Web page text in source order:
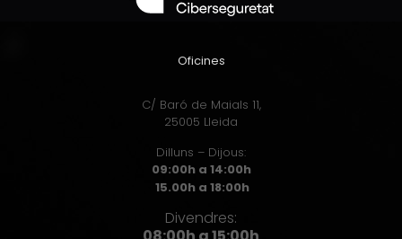
Oficines
C/ Baró de Maials 11,
25005 Lleida
Dilluns – Dijous:
09:00h a 14:00h
15.00h a 18:00h
Divendres: